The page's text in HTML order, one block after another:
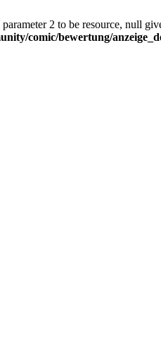
2 to be resource, null
comic/bewertung/